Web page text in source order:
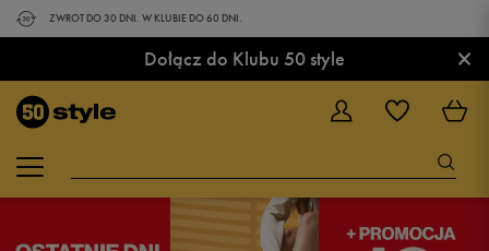
ZWROT DO 30 DNI. W KLUBIE DO 60 DNI.
Dołącz do Klubu 50 style ×